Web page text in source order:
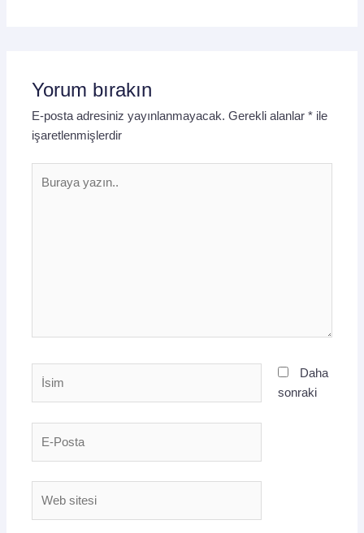
Yorum bırakın
E-posta adresiniz yayınlanmayacak. Gerekli alanlar* ile
işaretlenmişlerdir
yazın..
Daha
sonraki